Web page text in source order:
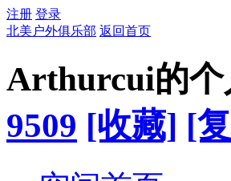
注册 登录
北美户外俱乐部 返回首页
Arthurcui的个
9509 [收藏] [